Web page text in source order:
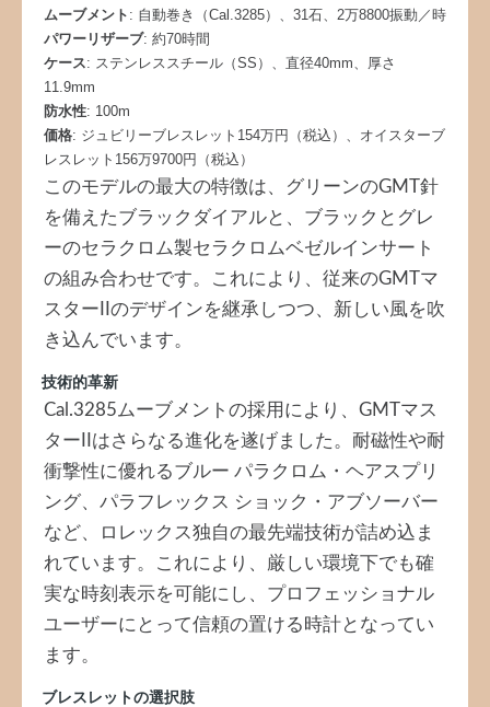
ムーブメント : 自動巻き（Cal.3285）、31石、2万8800振動／時
パワーリザーブ: 約70時間
ケース: ステンレススチール（SS）、直径40mm、厚さ
11.9mm
防水性: 100m
価格: ジュビリーブレスレット154万円（税込）、オイスターブ
レスレット156万9700円（税込）
このモデルの最大の特徴は、グリーンのGMT針
を備えたブラックダイアルと、ブラックとグレ
ーのセラクロム製セラクロムベゼルインサート
の組み合わせです。これにより、従来のGMTマ
スターIIのデザインを継承しつつ、新しい風を吹
き込んでいます。
技術的革新
Cal.3285ムーブメントの採用により、GMTマス
ターIIはさらなる進化を遂げました。耐磁性や耐
衝撃性に優れるブルー パラクロム・ヘアスプリ
ング、パラフレックス ショック・アブソーバー
など、ロレックス独自の最先端技術が詰め込ま
れています。これにより、厳しい環境下でも確
実な時刻表示を可能にし、プロフェッショナル
ユーザーにとって信頼の置ける時計となってい
ます。
ブレスレットの選択肢